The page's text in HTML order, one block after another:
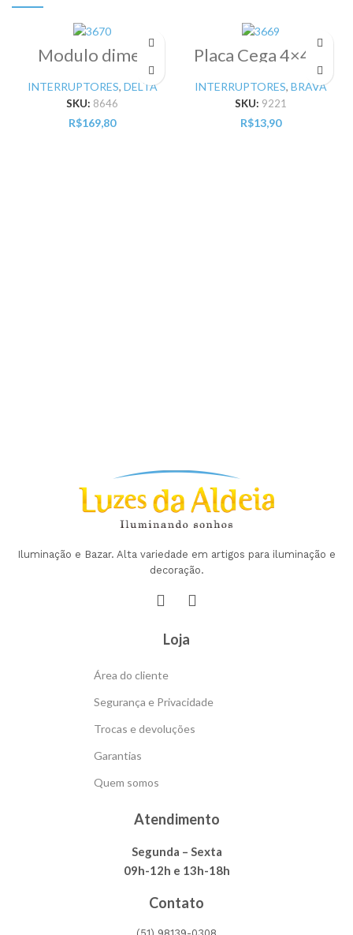
Modulo dimer
carbono metalico
preto Delta
INTERRUPTORES, DELTA
SKU: 8646
R$169,80
Placa Cega 4×4 c/
Suporte pré-corte
Branco Brava
(572000)
INTERRUPTORES, BRAVA
SKU: 9221
R$13,90
Iluminação e Bazar. Alta variedade em artigos para iluminação e
decoração.
Loja
Área do cliente
Segurança e Privacidade
Trocas e devoluções
Garantias
Quem somos
Atendimento
Segunda – Sexta
09h-12h e 13h-18h
Contato
(51) 98139-0308